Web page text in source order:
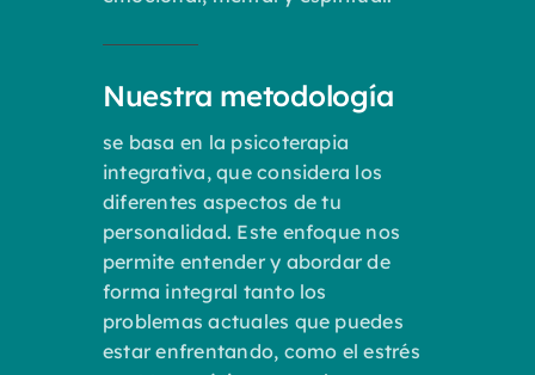
Nuestra metodología
se basa en la psicoterapia
integrativa, que considera los
diferentes aspectos de tu
personalidad. Este enfoque nos
permite entender y abordar de
forma integral tanto los
problemas actuales que puedes
estar enfrentando, como el estrés